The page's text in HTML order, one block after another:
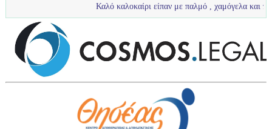
Καλό καλοκαίρι είπαν με παλμό , χαμόγελα και πολύ νερό τα